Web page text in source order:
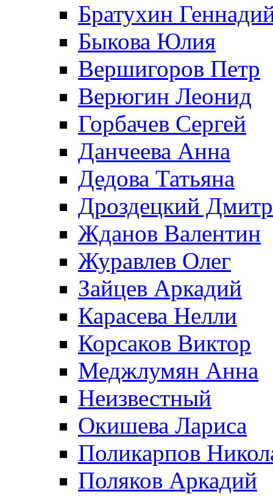
Братухин
Быкова Юлия
Вершигоров Петр
Верюгин Леонид
Горбачев Сергей
Данчеева Анна
Дедова Татьяна
Дроздецкий
Жданов Валентин
Журавлев Олег
Зайцев Аркадий
Карасева Нелли
Корсаков Виктор
Меджлумян Анна
Неизвестный
Окишева Лариса
Поликарпов
Поляков Аркадий